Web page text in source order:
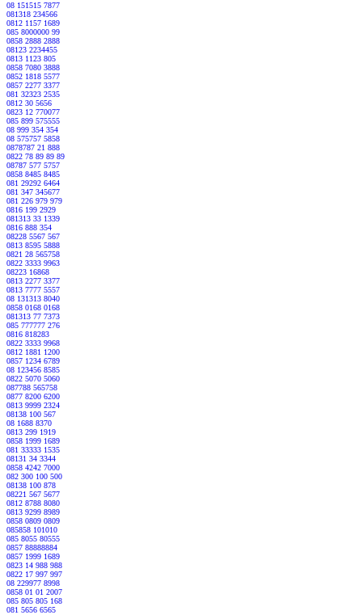
08 151515 7877
081318 234566
0812 1157 1689
085 8000000 99
0858 2888 2888
08123 2234455
0813 1123 805
0858 7080 3888
0852 1818 5577
0857 2277 3377
081 32323 2535
0812 30 5656
0823 12 770077
085 899 575555
08 999 354 354
08 575757 5858
0878787 21 888
0822 78 89 89 89
08787 577 5757
0858 8485 8485
081 29292 6464
081 347 345677
081 226 979 979
0816 199 2929
081313 33 1339
0816 888 354
08228 5567 567
0813 8595 5888
0821 28 565758
0822 3333 9963
08223 16868
0813 2277 3377
0813 7777 5557
08 131313 8040
0858 0168 0168
081313 77 7373
085 777777 276
0816 818283
0822 3333 9968
0812 1881 1200
0857 1234 6789
08 123456 8585
0822 5070 5060
087788 565758
0877 8200 6200
0813 9999 2324
08138 100 567
08 1688 8370
0813 299 1919
0858 1999 1689
081 33333 1535
08131 34 3344
0858 4242 7000
082 300 100 500
08138 100 878
08221 567 5677
0812 8788 8080
0813 9299 8989
0858 0809 0809
085858 101010
085 8055 80555
0857 88888884
0857 1999 1689
0823 14 988 988
0822 17 997 997
08 229977 8998
0858 01 01 2007
085 805 805 168
081 5656 6565